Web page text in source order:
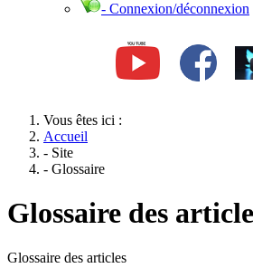
- Connexion/déconnexion
Vous êtes ici :
Accueil
- Site
- Glossaire
Glossaire des
Glossaire des articles